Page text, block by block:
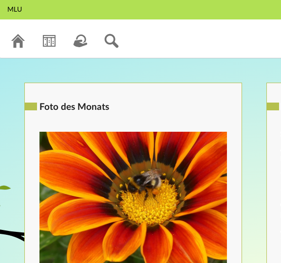
MLU
Foto des Monats